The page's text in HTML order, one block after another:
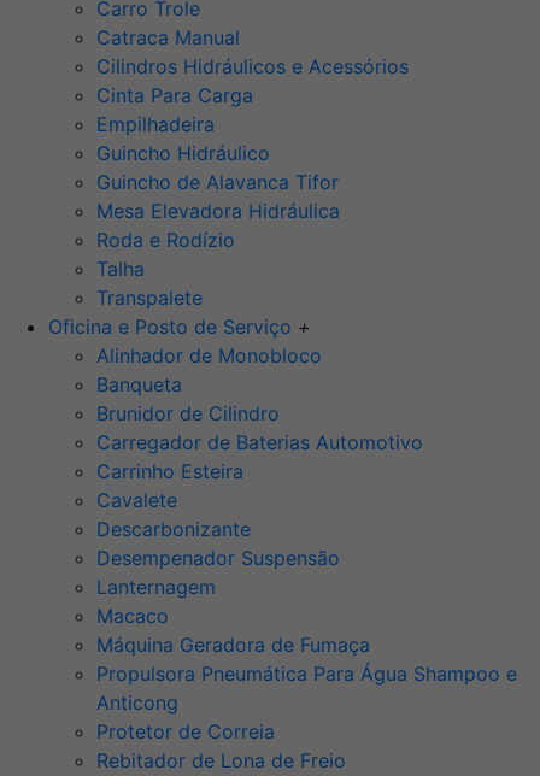
Carro Trole
Catraca Manual
Cilindros Hidráulicos e Acessórios
Cinta Para Carga
Empilhadeira
Guincho Hidráulico
Guincho de Alavanca Tifor
Mesa Elevadora Hidráulica
Roda e Rodízio
Talha
Transpalete
Oficina e Posto de Serviço +
Alinhador de Monobloco
Banqueta
Brunidor de Cilindro
Carregador de Baterias Automotivo
Carrinho Esteira
Cavalete
Descarbonizante
Desempenador Suspensão
Lanternagem
Macaco
Máquina Geradora de Fumaça
Propulsora Pneumática Para Água Shampoo e
Anticong
Protetor de Correia
Rebitador de Lona de Freio